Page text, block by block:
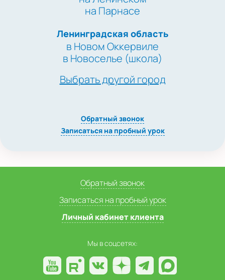
на Парнасе
Ленинградская область
в Новом Оккервиле
в Новоселье (школа)
Выбрать другой город
Обратный звонок
Записаться на пробный урок
Обратный звонок
Записаться на пробный урок
Личный кабинет клиента
Мы в соцсетях: